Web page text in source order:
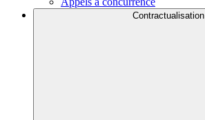
Contractualisation